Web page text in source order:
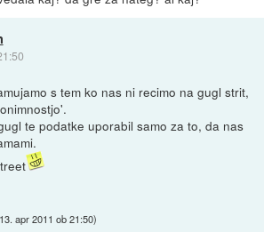
s tem ko nas ni recimo na gugl strit,
te podatke uporabil samo za to, da nas
13. apr 2011 ob 21:50)